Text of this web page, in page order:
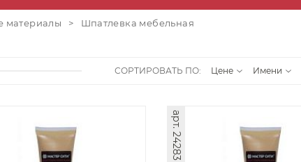
материалы > Шпатлевка мебельная
СОРТИРОВАТЬ ПО: Цене Имени
арт. 24283